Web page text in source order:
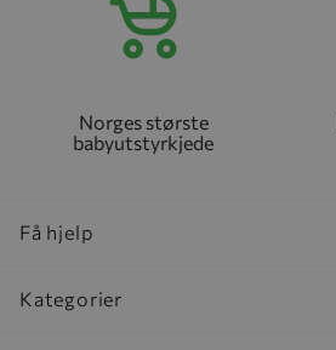
Norges største
babyutstyrkjede
Få hjelp
Kategorier